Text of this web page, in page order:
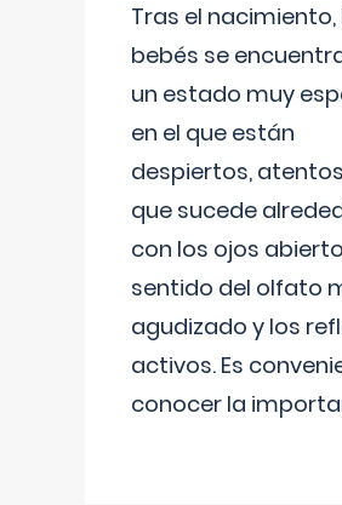
Tras el nacimiento,
bebés se
un estado muy
en el que están
despiertos,
que sucede
con los ojos
sentido del olfato
agudizado y los
activos. Es
conocer la